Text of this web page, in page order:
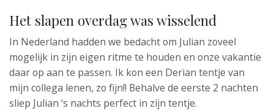
Het slapen overdag was wisselend
In Nederland hadden we bedacht om Julian zoveel
mogelijk in zijn eigen ritme te houden en onze vakantie
daar op aan te passen. Ik kon een Derian tentje van
mijn collega lenen, zo fijn!! Behalve de eerste 2 nachten
sliep Julian ‘s nachts perfect in zijn tentje.